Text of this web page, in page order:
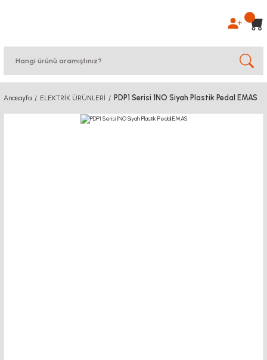
Anasayfa ELEKTRİK ÜRÜNLERİ PDP1 Serisi 1NO Siyah Plastik Pedal EMAS